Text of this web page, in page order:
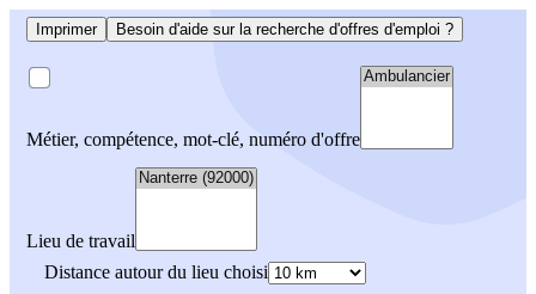
Imprimer Besoin d'aide sur la recherche d'offres d'emploi ?
Métier, compétence, mot-clé, numéro d'offre
Lieu de travail
Distance autour du lieu choisi